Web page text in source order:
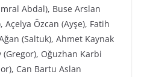
Abdal), Buse Arslan
Açelya Özcan (Ayşe), Fatih
(Saltuk), Ahmet Kaynak
(Gregor), Oğuzhan Karbi
Can Bartu Aslan